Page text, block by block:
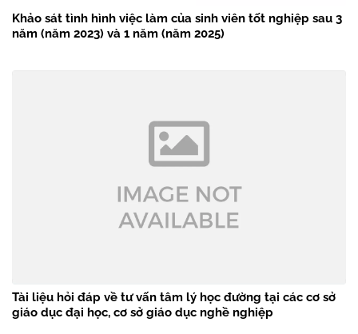
Khảo sát tình hình việc làm của sinh viên tốt nghiệp sau 3
năm (năm 2023) và 1 năm (năm 2025)
Tài liệu hỏi đáp về tư vấn tâm lý học đường tại các cơ sở
giáo dục đại học, cơ sở giáo dục nghề nghiệp